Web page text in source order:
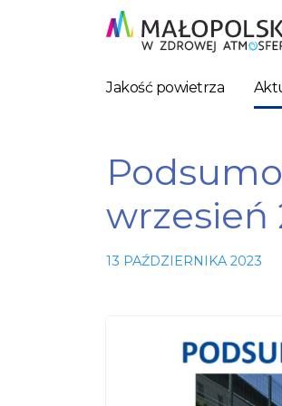
Jakość powietrza
wrzesień
13 PAŹDZIERNIKA 2023